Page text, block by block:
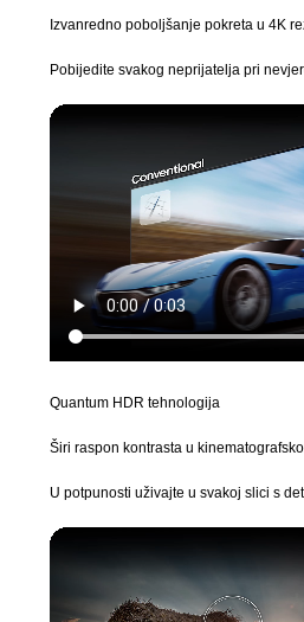
Izvanredno poboljšanje pokreta u 4K
Pobijedite svakog neprijatelja pri
Quantum HDR tehnologija
Širi raspon kontrasta u
U potpunosti uživajte u svakoj slici s